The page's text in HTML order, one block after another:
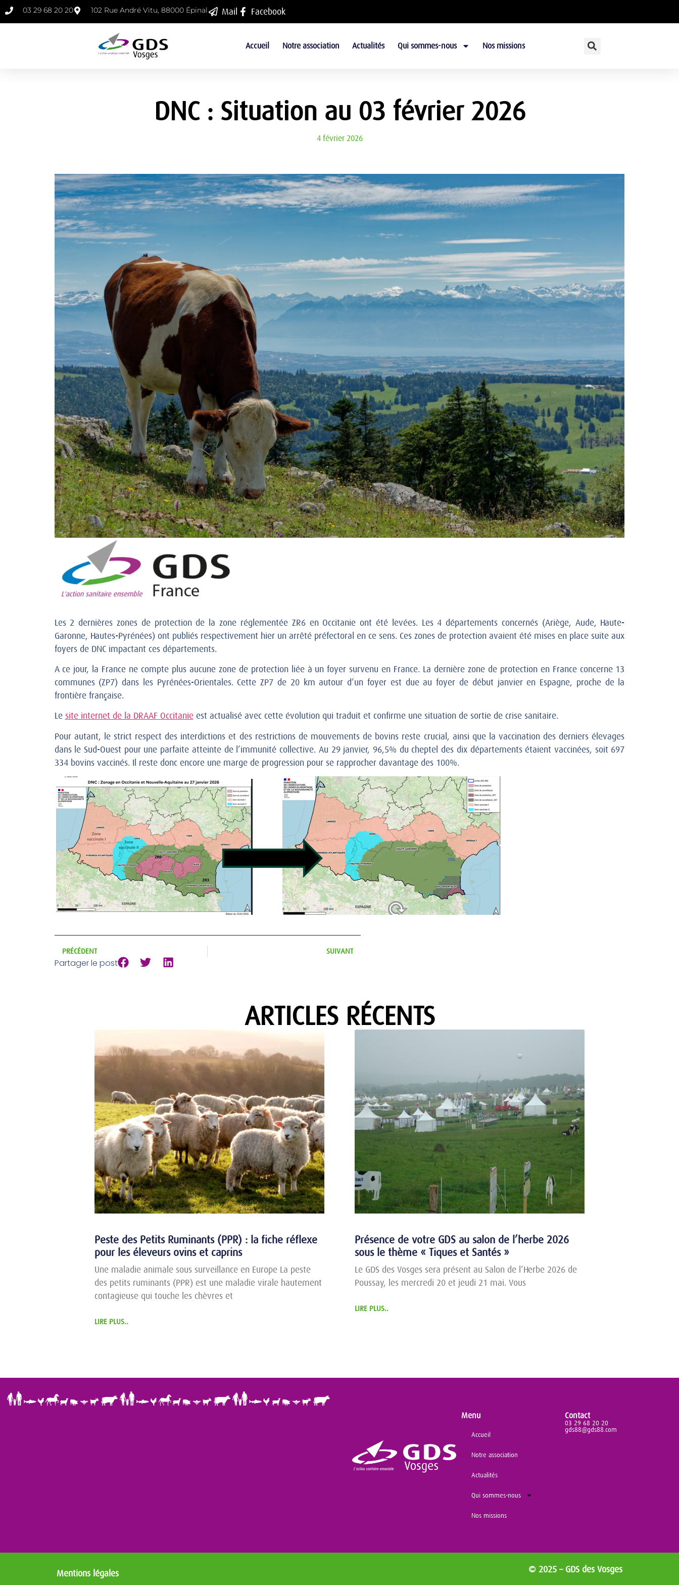
03 29 68 20 20 102 Rue André Vitu, 88000 Épinal Mail Facebook
Accueil Notre association Actualités Qui sommes-nous Nos missions
DNC : Situation au 03 février 2026
4 février 2026
Les 2 dernières zones de protection de la zone réglementée ZR6 en Occitanie ont été levées. Les 4 départements concernés (Ariège, Aude, Haute-
Garonne, Hautes-Pyrénées) ont publiés respectivement hier un arrêté préfectoral en ce sens. Ces zones de protection avaient été mises en place suite aux
foyers de DNC impactant ces départements.
A ce jour, la France ne compte plus aucune zone de protection liée à un foyer survenu en France. La dernière zone de protection en France concerne 13
communes (ZP7) dans les Pyrénées-Orientales. Cette ZP7 de 20 km autour d’un foyer est due au foyer de début janvier en Espagne, proche de la
frontière française.
Le site internet de la DRAAF Occitanieest actualisé avec cette évolution qui traduit et confirme une situation de sortie de crise sanitaire.
Pour autant, le strict respect des interdictions et des restrictions de mouvements de bovins reste crucial, ainsi que la vaccination des derniers élevages
dans le Sud-Ouest pour une parfaite atteinte de l’immunité collective. Au 29 janvier, 96,5% du cheptel des dix départements étaient vaccinées, soit 697
334 bovins vaccinés. Il reste donc encore une marge de progression pour se rapprocher davantage des 100%.
PRÉCÉDENT SUIVANT
Partager le post
ARTICLES RÉCENTS
Peste des Petits Ruminants (PPR) : la fiche réflexe
pour les éleveurs ovins et caprins
Une maladie animale sous surveillance en Europe La peste
des petits ruminants (PPR) est une maladie virale hautement
contagieuse qui touche les chèvres et
LIRE PLUS..
Présence de votre GDS au salon de l’herbe 2026
sous le thème « Tiques et Santés »
Le GDS des Vosges sera présent au Salon de l’Herbe 2026 de
Poussay, les mercredi 20 et jeudi 21 mai. Vous
LIRE PLUS..
Menu
Accueil
Notre association
Actualités
Qui sommes-nous
Nos missions
Contact
03 29 68 20 20
gds88@gds88.com
Mentions légales © 2025 – GDS des Vosges